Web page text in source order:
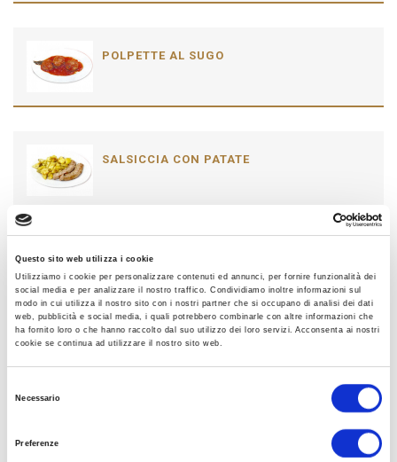
Questo sito web utilizza i cookie
Utilizziamo i cookie per personalizzare contenuti ed annunci, per fornire funzionalità dei
social media e per analizzare il nostro traffico. Condividiamo inoltre informazioni sul
modo in cui utilizza il nostro sito con i nostri partner che si occupano di analisi dei dati
web, pubblicità e social media, i quali potrebbero combinarle con altre informazioni che
ha fornito loro o che hanno raccolto dal suo utilizzo dei loro servizi. Acconsenta ai nostri
cookie se continua ad utilizzare il nostro sito web.
Necessario
Preferenze
POLPETTE AL SUGO
SALSICCIA CON PATATE
TRIPPA
CONIGLIO ALLA STIMPIRATA